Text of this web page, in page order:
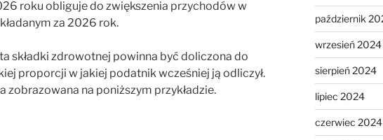
roku obliguje do zwiększenia przychodów w
za 2026 rok.
składki zdrowotnej powinna być doliczona do
proporcji w jakiej podatnik wcześniej ją odliczył.
zobrazowana na poniższym przykładzie.
październik
wrzesień 2024
sierpień 2024
lipiec 2024
czerwiec 2024